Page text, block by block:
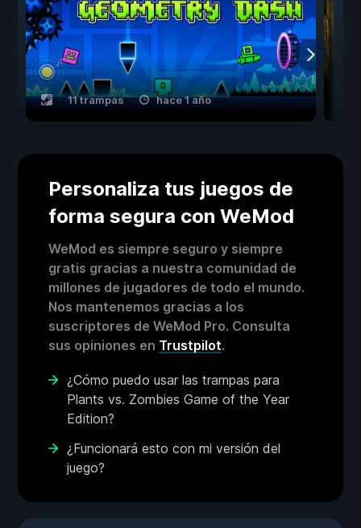
11 trampas hace 1 año
Personaliza tus juegos de
forma segura con WeMod
WeMod es siempre seguro y siempre
gratis gracias a nuestra comunidad de
millones de jugadores de todo el mundo.
Nos mantenemos gracias a los
suscriptores de WeMod Pro. Consulta
sus opiniones en Trustpilot.
¿Cómo puedo usar las trampas para
Plants vs. Zombies Game of the Year
Edition?
¿Funcionará esto con mi versión del
juego?